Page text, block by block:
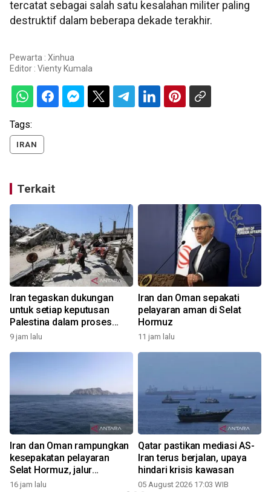
tercatat sebagai salah satu kesalahan militer paling
destruktif dalam beberapa dekade terakhir.
Pewarta : Xinhua
Editor : Vienty Kumala
Tags:
IRAN
Terkait
Iran tegaskan dukungan
untuk setiap keputusan
Palestina dalam proses
negosiasi Gaza
9 jam lalu
Iran dan Oman sepakati
pelayaran aman di Selat
Hormuz
11 jam lalu
Iran dan Oman rampungkan
kesepakatan pelayaran
Selat Hormuz, jalur
bersyarat
16 jam lalu
Qatar pastikan mediasi AS-
Iran terus berjalan, upaya
hindari krisis kawasan
05 August 2026 17:03 WIB